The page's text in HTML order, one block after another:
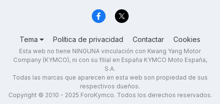
Tema Política de privacidad Contactar Cookies
Esta web no tiene NINGUNA vinculación con Kwang Yang Motor
Company (KYMCO), ni con su filial en España KYMCO Moto España,
S.A.
Todas las marcas que aparecen en esta web son propiedad de sus
respectivos dueños.
Copyright © 2010 - 2025 ForoKymco. Todos los derechos reservados.